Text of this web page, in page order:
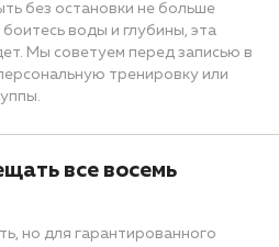
без остановки не больше
воды и глубины, эта
Мы советуем перед записью в
тренировку или
все восемь
но для гарантированного